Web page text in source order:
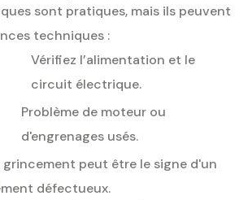
sont pratiques, mais ils peuvent
techniques :
Vérifiez l’alimentation et le
circuit électrique.
Problème de moteur ou
d'engrenages usés.
grincement peut être le signe d'un
défectueux.